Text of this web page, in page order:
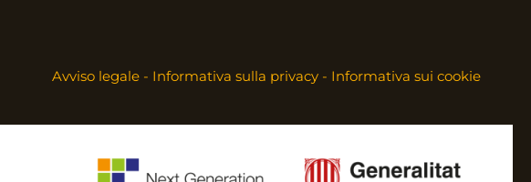
Avviso legale - Informativa sulla privacy - Informativa sui cookie